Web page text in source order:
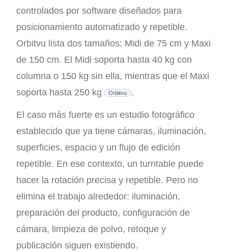
controlados por software diseñados para
posicionamiento automatizado y repetible.
Orbitvu lista dos tamaños: Midi de 75 cm y Maxi
de 150 cm. El Midi soporta hasta 40 kg con
columna o 150 kg sin ella, mientras que el Maxi
soporta hasta 250 kg
Orbitvu .
El caso más fuerte es un estudio fotográfico
establecido que ya tiene cámaras, iluminación,
superficies, espacio y un flujo de edición
repetible. En ese contexto, un turntable puede
hacer la rotación precisa y repetible. Pero no
elimina el trabajo alrededor: iluminación,
preparación del producto, configuración de
cámara, limpieza de polvo, retoque y
publicación siguen existiendo.